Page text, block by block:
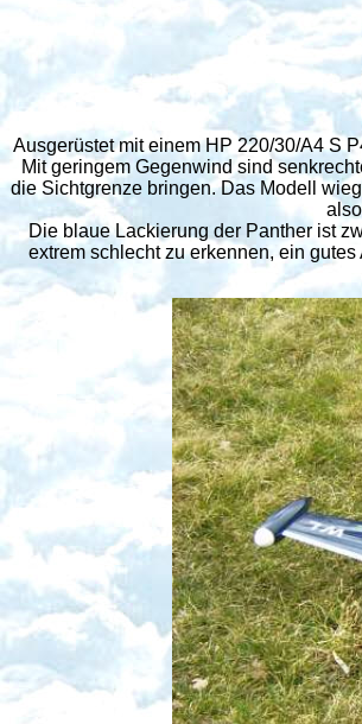
Ausgerüstet mit einem HP 220/30/A4 S
Mit geringem Gegenwind sind
die Sichtgrenze bringen. Das Modell
Die blaue Lackierung der Panther ist
extrem schlecht zu erkennen, ein